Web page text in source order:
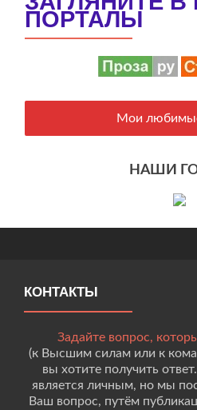
ПОРТАЛЫ
Мои
НАШИ
КОНТАКТЫ
Задайте вопрос,
(к Высшим силам или к
вы хотите получить
является личным, но мы
Ваш вопрос, путём